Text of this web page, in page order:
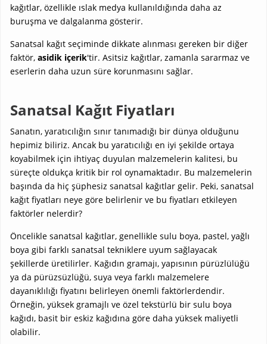
kağıtlar, özellikle ıslak medya kullanıldığında daha az
buruşma ve dalgalanma gösterir.
Sanatsal kağıt seçiminde dikkate alınması gereken bir diğer
faktör, asidik içerik'tir. Asitsiz kağıtlar, zamanla sararmaz ve
eserlerin daha uzun süre korunmasını sağlar.
Sanatsal Kağıt Fiyatları
Sanatın, yaratıcılığın sınır tanımadığı bir dünya olduğunu
hepimiz biliriz. Ancak bu yaratıcılığı en iyi şekilde ortaya
koyabilmek için ihtiyaç duyulan malzemelerin kalitesi, bu
süreçte oldukça kritik bir rol oynamaktadır. Bu malzemelerin
başında da hiç şüphesiz sanatsal kağıtlar gelir. Peki, sanatsal
kağıt fiyatları neye göre belirlenir ve bu fiyatları etkileyen
faktörler nelerdir?
Öncelikle sanatsal kağıtlar, genellikle sulu boya, pastel, yağlı
boya gibi farklı sanatsal tekniklere uyum sağlayacak
şekillerde üretilirler. Kağıdın gramajı, yapısının pürüzlülüğü
ya da pürüzsüzlüğü, suya veya farklı malzemelere
dayanıklılığı fiyatını belirleyen önemli faktörlerdendir.
Örneğin, yüksek gramajlı ve özel tekstürlü bir sulu boya
kağıdı, basit bir eskiz kağıdına göre daha yüksek maliyetli
olabilir.